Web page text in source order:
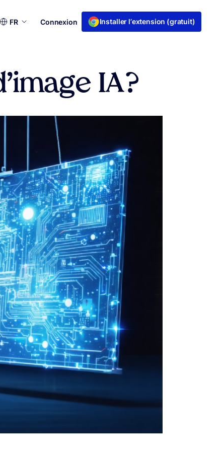
Choisir
FR Connexion Installer l’extension (gratuit)
IA ?